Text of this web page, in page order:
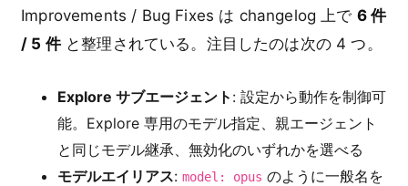
Improvements / Bug Fixes は changelog 上で 6 件
/ 5 件と整理されている。注目したのは次の 4 つ。
Explore サブエージェント : 設定から動作を制御可
能。Explore 専用のモデル指定、親エージェント
と同じモデル継承、無効化のいずれかを選べる
モデルエイリアス: model: opus のように一般名を